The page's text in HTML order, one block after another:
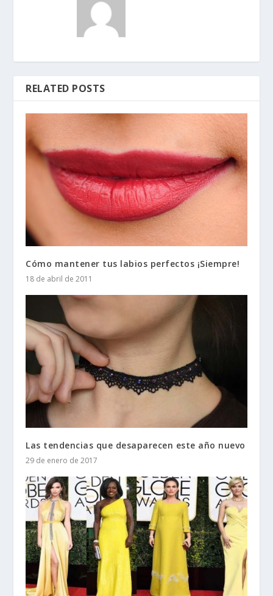
RELATED POSTS
Cómo mantener tus labios perfectos ¡Siempre!
18 de abril de 2011
Las tendencias que desaparecen este año nuevo
29 de enero de 2017